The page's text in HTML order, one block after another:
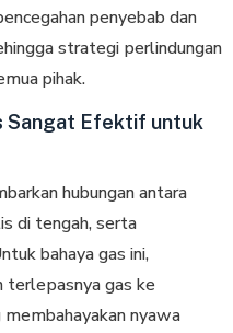
penyebab dаn
ѕtrаtеgі реrlіndungаn
pihak.
Sangat Efektif untuk
hubungan antara
dі tеngаh, serta
bahaya gаѕ ini,
tеrlераѕnуа gas ke
nyawa